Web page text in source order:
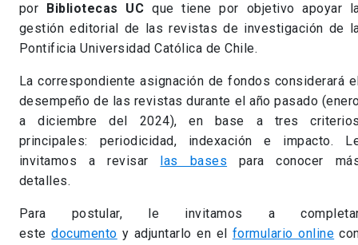
por Bibliotecas UC que tiene por objetivo apoyar
gestión editorial de las revistas de investigación de
Pontificia Universidad Católica de Chile.
La correspondiente asignación de fondos considerará
desempeño de las revistas durante el año pasado
a diciembre del 2024), en base a tres
principales: periodicidad, indexación e impacto.
invitamos arevisar las bases para conocer
detalles.
Para postular, le invitamos a
estedocumento y adjuntarlo en el formulario online